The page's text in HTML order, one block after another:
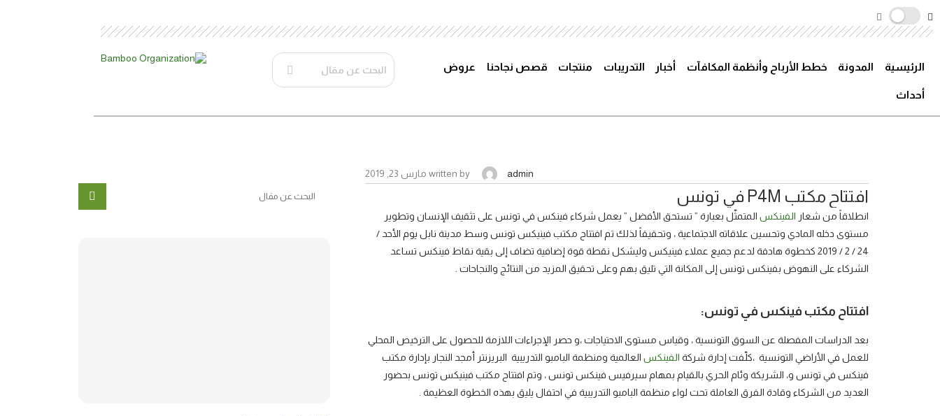
الرئيسية المدونة خطط الأرباح وأنظمة المكافآت أخبار التدريبات منتجات قصص نجاحنا عروض
أحداث
written by admin مارس 23, 2019
افتتاح مكتب P4M في تونس
انطلاقاً من شعار الفينكس المتمثّل بعبارة ” تستحق الأفضل ” يعمل شركاء فينكس في تونس على تثقيف الإنسان وتطوير
مستوى دخله المادي وتحسين علاقاته الاجتماعية ، وتحقيقاً لذلك تم افتتاح مكتب فينيكس تونس وسط مدينة نابل يوم الأحد /
24 / 2 / 2019 كخطوة هادفة لدعم جميع عملاء فينيكس وليشكل نقطة قوة إضافية تضاف إلى بقية نقاط فينكس تساعد
الشركاء على النهوض بفينكس تونس إلى المكانة التي تليق بهم وعلى تحقيق المزيد من النتائج والنجاحات .
افتتاح مكتب فينكس في تونس:
بعد الدراسات المفصلة عن السوق التونسية ، وقياس مستوى الاحتياجات ،و حصر الإجراءات اللازمة للحصول على الترخيص المحلي
للعمل في الأراضي التونسية ،كلّفت إدارة شركة الفينكس العالمية ومنظمة البامبو التدريبية البريزنتر أمجد النجار بإدارة مكتب
فينكس في تونس و، الشريكة وئام الحري بالقيام بمهام سيرفيس فينكس تونس ، وتم افتتاح مكتب فينيكس تونس بحضور
العديد من الشركاء وقادة الفرق العاملة تحت لواء منظمة البامبو التدريبية في احتفال يليق بهذه الخطوة العظيمة .